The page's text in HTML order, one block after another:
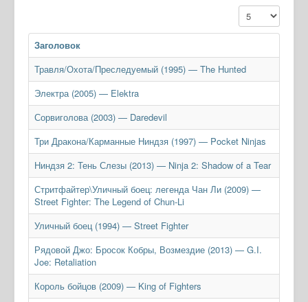
Кол-во строк:
Заголовок
Травля/Охота/Преследуемый (1995) — The Hunted
Электра (2005) — Elektra
Сорвиголова (2003) — Daredevil
Три Дракона/Карманные Ниндзя (1997) — Pocket Ninjas
Ниндзя 2: Тень Слезы (2013) — Ninja 2: Shadow of a Tear
Стритфайтер\Уличный боец: легенда Чан Ли (2009) —
Street Fighter: The Legend of Chun-Li
Уличный боец (1994) — Street Fighter
Рядовой Джо: Бросок Кобры, Возмездие (2013) — G.I.
Joe: Retaliation
Король бойцов (2009) — King of Fighters